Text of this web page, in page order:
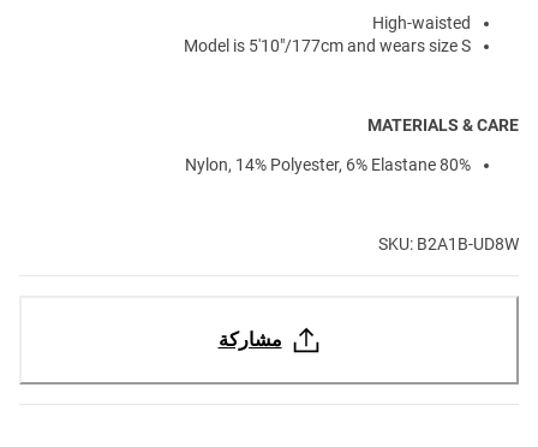
High-waisted
Model is 5'10"/177cm and wears size S
MATERIALS & CARE
80% Nylon, 14% Polyester, 6% Elastane
SKU: B2A1B-UD8W
مشاركة